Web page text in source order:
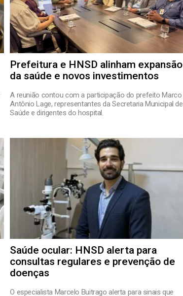
Prefeitura e HNSD alinham expansão
da saúde e novos investimentos
A reunião contou com a participação do prefeito Marco
Antônio Lage, representantes da Secretaria Municipal de
Saúde e dirigentes do hospital.
Saúde ocular: HNSD alerta para
consultas regulares e prevenção de
doenças
O especialista Marcelo Buitrago alerta para sinais que